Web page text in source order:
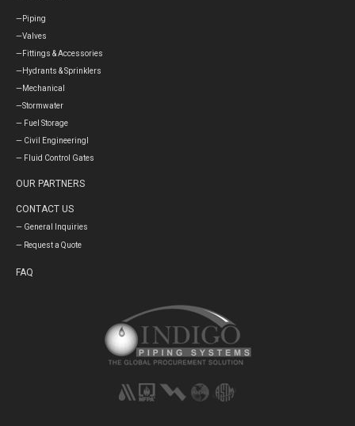
—Piping
—Valves
—Fittings & Accessories
—Hydrants & Sprinklers
—Mechanical
—Stormwater
— Fuel Storage
— Civil Engineeringl
— Fluid Control Gates
OUR PARTNERS
CONTACT US
— General Inquiries
— Request a Quote
FAQ